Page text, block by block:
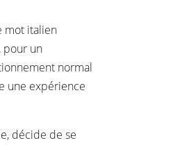
mot italien
, pour un
normal
une expérience
décide de se